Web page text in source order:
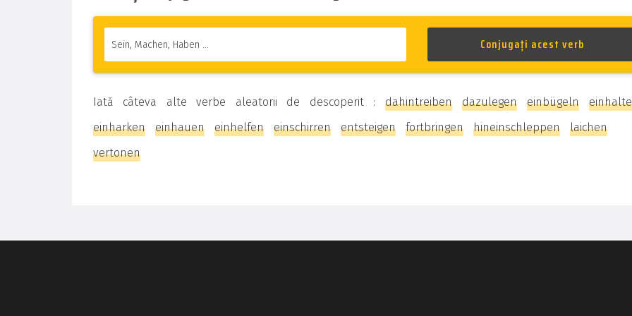
Iată câteva alte verbe aleatorii de descoperit : dahintreiben dazulegen einbügeln
einharken
einhauen einhelfen einschirren entsteigen fortbringen hineinschleppen
laichen
vertonen